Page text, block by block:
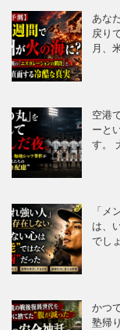
あな
戻り
月、
空港
ーと
す。
「メ
は、
でし
かつ
塾帰